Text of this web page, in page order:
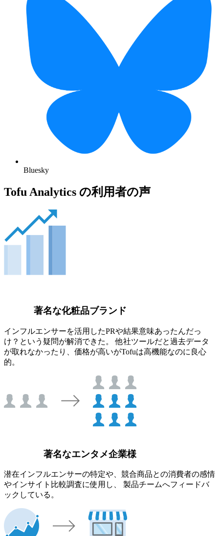
Bluesky
Tofu Analytics の利用者の声
著名な化粧品ブランド
インフルエンサーを活用したPRや結果意味あったんだっ
け？という疑問が解消できた。 他社ツールだと過去データ
が取れなかったり、価格が高いがTofuは高機能なのに良心
的。
著名なエンタメ企業様
潜在インフルエンサーの特定や、競合商品との消費者の感情
やインサイト比較調査に使用し、 製品チームへフィードバ
ックしている。